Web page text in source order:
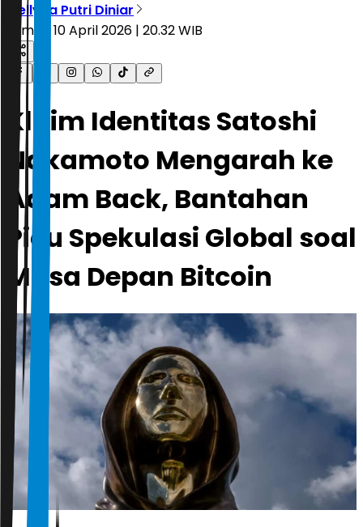
Mellyna Putri Diniar
Jumat, 10 April 2026 | 20.32 WIB
Klaim Identitas Satoshi
Nakamoto Mengarah ke
Adam Back, Bantahan
Picu Spekulasi Global soal
Masa Depan Bitcoin